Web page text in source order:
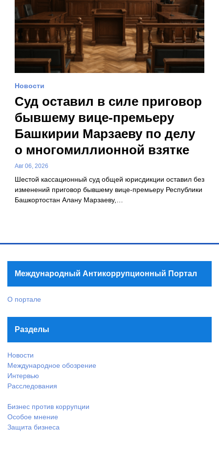
Новости
Суд оставил в силе приговор
бывшему вице-премьеру
Башкирии Марзаеву по делу
о многомиллионной взятке
Авг 06, 2026
Шестой кассационный суд общей юрисдикции оставил без
изменений приговор бывшему вице-премьеру Республики
Башкортостан Алану Марзаеву,…
Международный Антикоррупционный Портал
О портале
Разделы
Новости
Международное обозрение
Интервью
Расследования
Бизнес против коррупции
Особое мнение
Защита бизнеса